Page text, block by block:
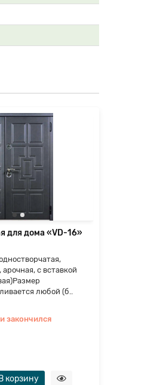
для дома «VD-16»
арочная, с вставкой
любой (б..
закончился
В корзину